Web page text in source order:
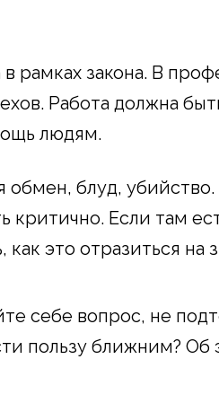
рамках закона. В
Работа должна
людям.
обмен, блуд,
критично. Если там
это отразиться на
себе вопрос, не
пользу ближним? Об